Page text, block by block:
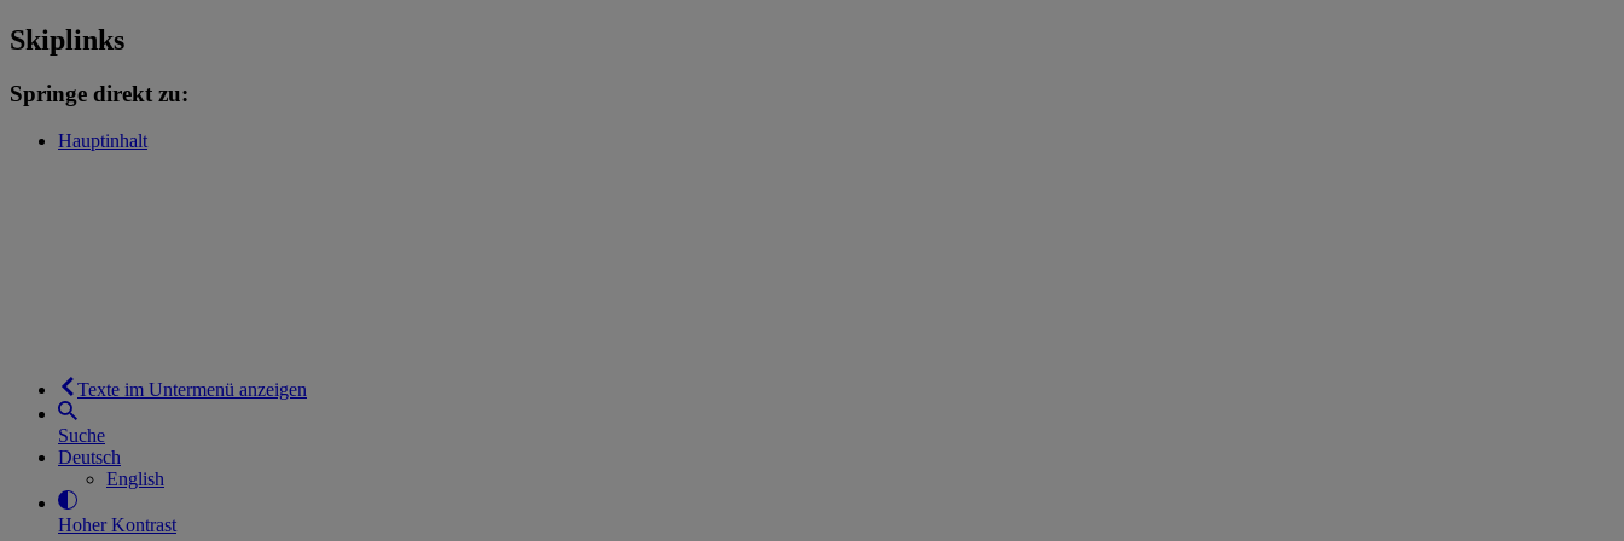
Skiplinks
Springe direkt zu:
Hauptinhalt
Texte im Untermenü anzeigen
Suche
Deutsch
English
Hoher Kontrast